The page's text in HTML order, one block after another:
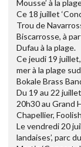
Mousse’ à la
Ce 18 juillet
Trou de
Biscarrosse, à
Dufau à la plage.
Ce jeudi 19
mer à la plage
Bokale Brass
Du 19 au 22
20h30 au Grand
Chapellier,
Le vendredi 20
landaises’, parc